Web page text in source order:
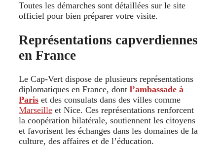
Toutes les démarches sont détaillées sur le site
officiel pour bien préparer votre visite.
Représentations capverdiennes
en France
Le Cap-Vert dispose de plusieurs représentations
diplomatiques en France, dont l’ambassade à
Paris et des consulats dans des villes comme
Marseille et Nice. Ces représentations renforcent
la coopération bilatérale, soutiennent les citoyens
et favorisent les échanges dans les domaines de la
culture, des affaires et de l’éducation.